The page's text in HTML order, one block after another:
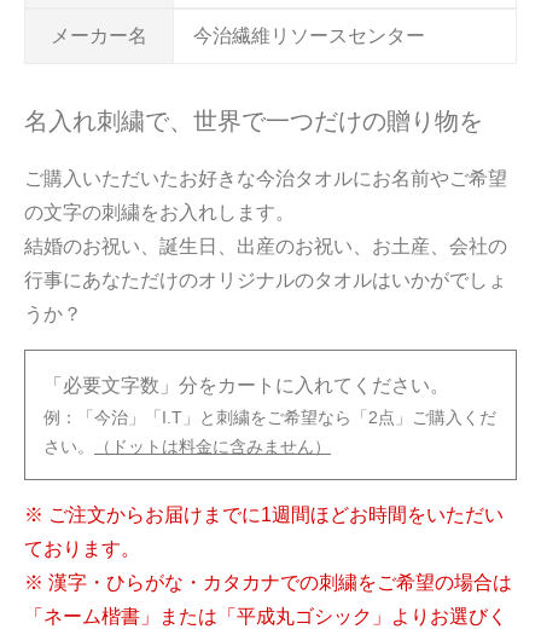
メーカー名 今治繊維リソースセンター
名入れ刺繍で、世界で一つだけの贈り物を
ご購入いただいたお好きな今治タオルにお名前やご希望
の文字の刺繍をお入れします。
結婚のお祝い、誕生日、出産のお祝い、お土産、会社の
行事にあなただけのオリジナルのタオルはいかがでしょ
うか？
「必要文字数」分をカートに入れてください。
例：「今治」「I.T」と刺繍をご希望なら「2点」ご購入くだ
さい。
（ドットは料金に含みません）
※ ご注文からお届けまでに1週間ほどお時間をいただい
ております。
※ 漢字・ひらがな・カタカナでの刺繍をご希望の場合は
「ネーム楷書」または「平成丸ゴシック」よりお選びく